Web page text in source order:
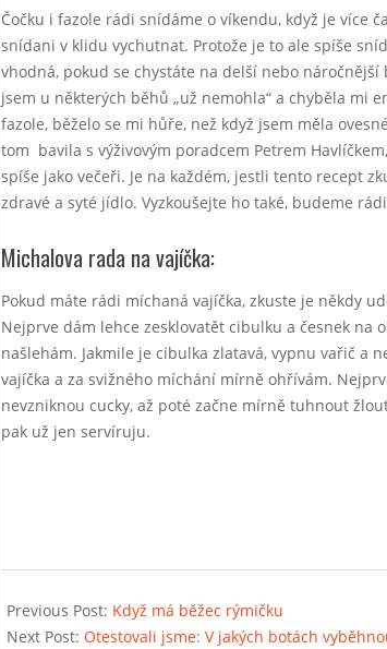
Čočku i fazole rádi snídáme o víkendu, když je více
snídani v klidu vychutnat. Protože je to ale spíše
vhodná, pokud se chystáte na delší nebo
jsem u některých běhů „už nemohla“ a chyběla mi
fazole, běželo se mi hůře, než když jsem měla
tom bavila s výživovým poradcem Petrem
spíše jako večeři. Je na každém, jestli tento recept
zdravé a syté jídlo. Vyzkoušejte ho také, budeme
Michalova rada na vajíčka:
Pokud máte rádi míchaná vajíčka, zkuste je někdy
Nejprve dám lehce zesklovatět cibulku a česnek na
našlehám. Jakmile je cibulka zlatavá, vypnu vařič a
vajíčka a za svižného míchání mírně ohřívám.
nevzniknou cucky, až poté začne mírně tuhnout
pak už jen servíruju.
02-
20
Previous Post: Když má běžec rýmičku
Next Post: Otestovali jsme: V jakých botách